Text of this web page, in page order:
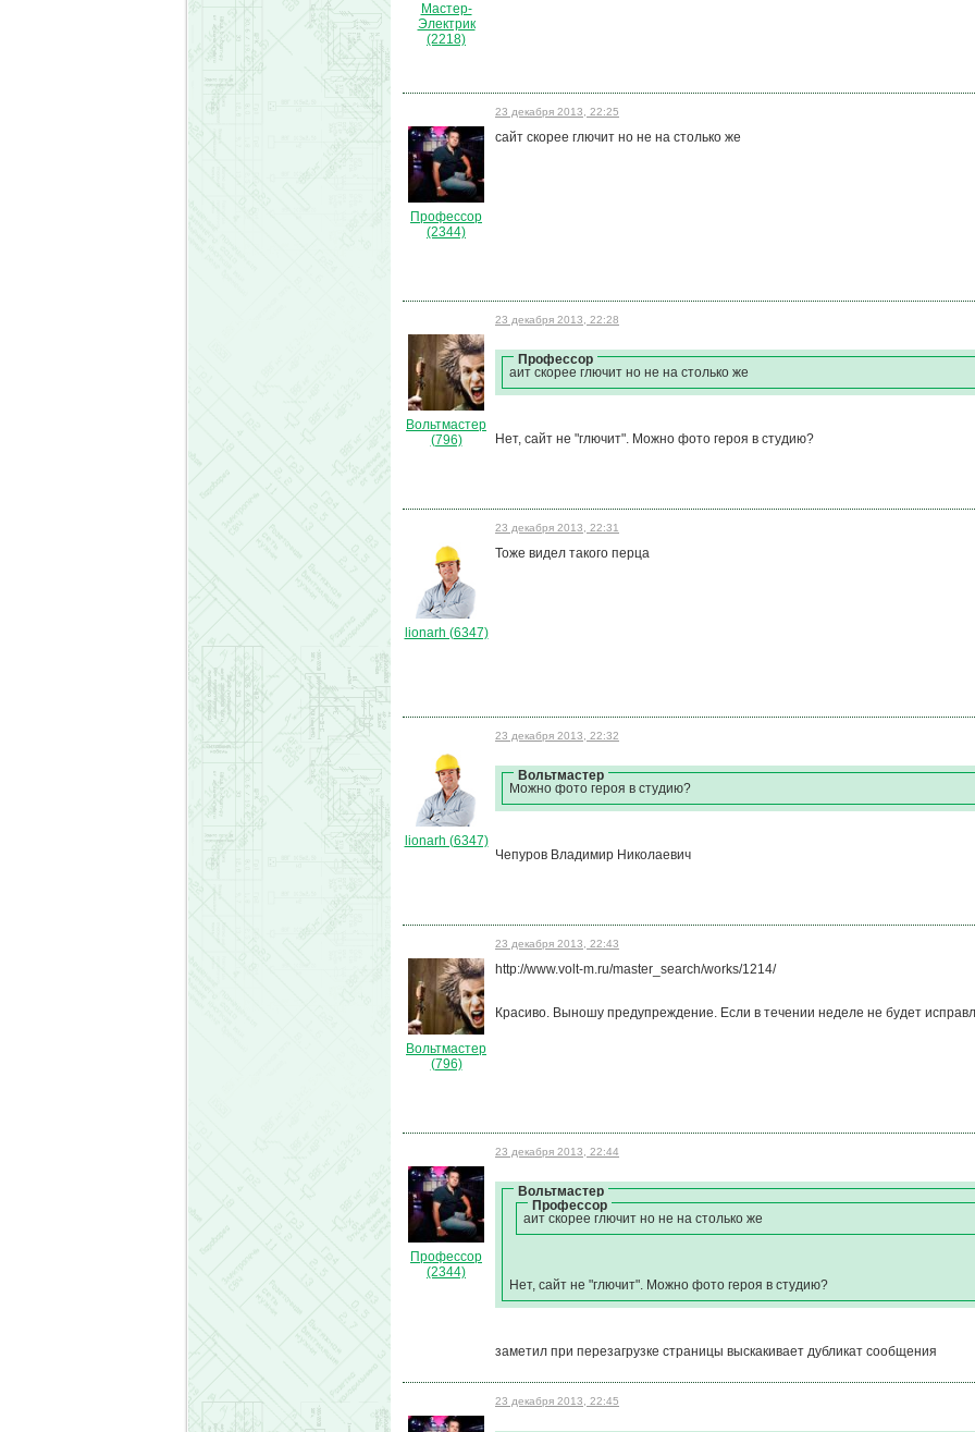
Мастер-
Электрик
(2218)
Профессор
(2344)
23 декабря 2013, 22:25
сайт скорее глючит но не на столько же
Вольтмастер
(796)
23 декабря 2013, 22:28
Профессор
айт скорее глючит но не на столько же
Нет, сайт не "глючит". Можно фото героя в студию?
lionarh (6347)
23 декабря 2013, 22:31
Тоже видел такого перца
lionarh (6347)
23 декабря 2013, 22:32
Вольтмастер
Можно фото героя в студию?
Чепуров Владимир Николаевич
Вольтмастер
(796)
23 декабря 2013, 22:43
http://www.volt-m.ru/master_search/works/1214/
Красиво. Выношу предупреждение. Если в течении неделе не будет
Профессор
(2344)
23 декабря 2013, 22:44
Вольтмастер
Профессор
айт скорее глючит но не на столько же
Нет, сайт не "глючит". Можно фото героя в студию?
заметил при перезагрузке страницы выскакивает дубликат сообщения
23 декабря 2013, 22:45